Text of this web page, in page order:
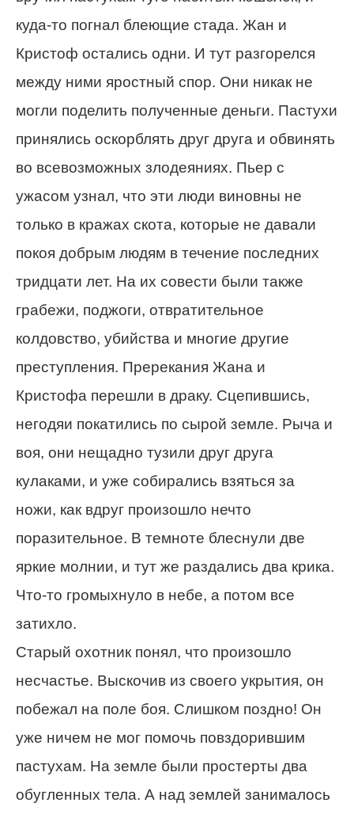
куда-то погнал блеющие стада. Жан и
Кристоф остались одни. И тут разгорелся
между ними яростный спор. Они никак не
могли поделить полученные деньги. Пастухи
принялись оскорблять друг друга и обвинять
во всевозможных злодеяниях. Пьер с
ужасом узнал, что эти люди виновны не
только в кражах скота, которые не давали
покоя добрым людям в течение последних
тридцати лет. На их совести были также
грабежи, поджоги, отвратительное
колдовство, убийства и многие другие
преступления. Пререкания Жана и
Кристофа перешли в драку. Сцепившись,
негодяи покатились по сырой земле. Рыча и
воя, они нещадно тузили друг друга
кулаками, и уже собирались взяться за
ножи, как вдруг произошло нечто
поразительное. В темноте блеснули две
яркие молнии, и тут же раздались два крика.
Что-то громыхнуло в небе, а потом все
затихло.
Старый охотник понял, что произошло
несчастье. Выскочив из своего укрытия, он
побежал на поле боя. Слишком поздно! Он
уже ничем не мог помочь повздорившим
пастухам. На земле были простерты два
обугленных тела. А над землей занималось